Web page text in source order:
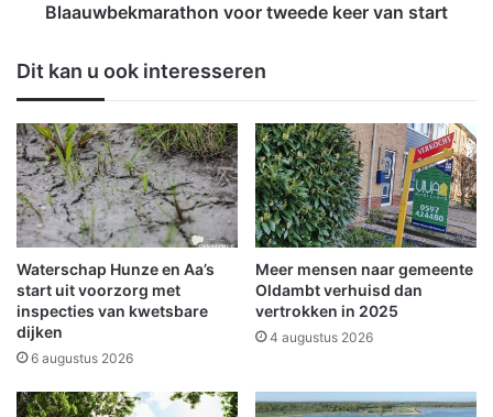
u
i
s
f
o
r
m
e
e
l
n
i
e
b
a
t
h
o
n
v
o
o
r
t
w
e
e
e
Blaauwbekmarathon voor tweede keer van start
Dit kan u ook interesseren
Waterschap Hunze en Aa’s
start uit voorzorg met
inspecties van kwetsbare
dijken
6 augustus 2026
Meer mensen naar gemeente
Oldambt verhuisd dan
vertrokken in 2025
4 augustus 2026